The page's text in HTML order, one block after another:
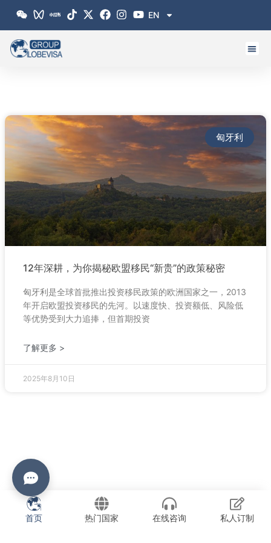
EN
匈牙利
12年深耕，为你揭秘欧盟移民“新贵”的政策秘密‌
匈牙利是全球首批推出投资移民政策的欧洲国家之一，2013
年开启欧盟投资移民的先河。以速度快、投资额低、风险低
等优势受到大力追捧，但首期投资
了解更多 >
2025年8月10日
首页 热门国家 在线咨询 私人订制